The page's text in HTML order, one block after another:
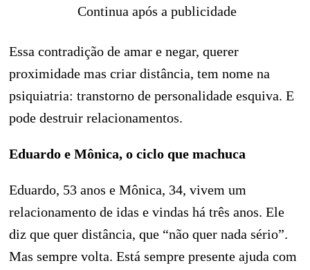
Continua após a publicidade
Essa contradição de amar e negar, querer
proximidade mas criar distância, tem nome na
psiquiatria: transtorno de personalidade esquiva. E
pode destruir relacionamentos.
Eduardo e Mônica, o ciclo que machuca
Eduardo, 53 anos e Mônica, 34, vivem um
relacionamento de idas e vindas há três anos. Ele
diz que quer distância, que “não quer nada sério”.
Mas sempre volta. Está sempre presente ajuda com